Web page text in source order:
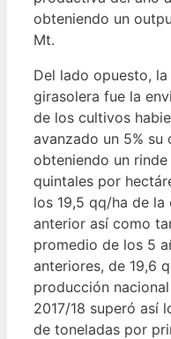
obteniendo un
Mt.
Del lado opuesto, la
girasolera fue la
de los cultivos
avanzado un 5% su
obteniendo un rinde
quintales por
los 19,5 qq/ha de la
anterior así como
promedio de los 5
anteriores, de 19,6
producción
2017/18 superó así
de toneladas por